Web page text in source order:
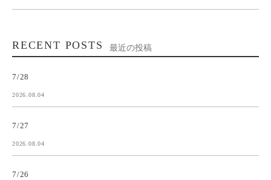
RECENT POSTS 最近の投稿
7/28
2026.08.04
7/27
2026.08.04
7/26